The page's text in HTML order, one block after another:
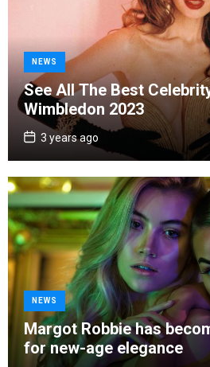
t
e
g
o
r
i
s
NEWS
See All The Best
Wimbledon 2023
P
o
D
a
t
e
3 years ago
t
e
NEWS
Margot Robbie has
for new-age elegance